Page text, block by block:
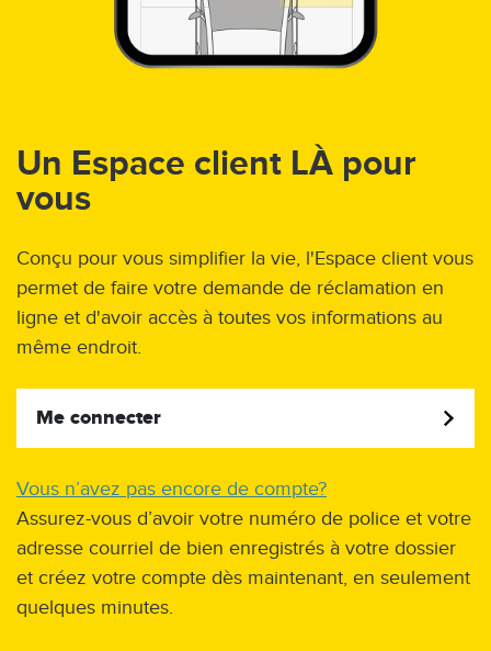
Un Espace client LÀ pour
vous
Conçu pour vous simplifier la vie, l'Espace client vous
permet de faire votre demande de réclamation en
ligne et d'avoir accès à toutes vos informations au
même endroit.
Me connecter
Vous n’avez pas encore de compte?
Assurez-vous d’avoir votre numéro de police et votre
adresse courriel de bien enregistrés à votre dossier
et créez votre compte dès maintenant, en seulement
quelques minutes.